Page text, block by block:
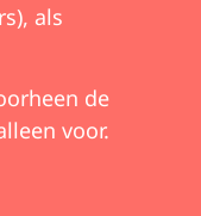
als
de
voor.